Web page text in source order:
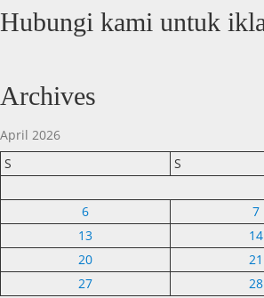
Pelabuhan
Hubungi kami untuk
Archives
April 2026
S
S
6
7
13
14
20
21
27
28